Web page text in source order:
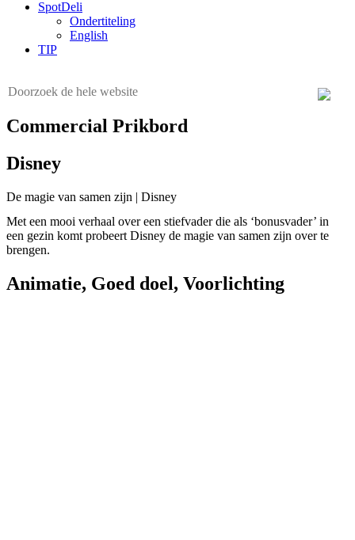
SpotDeli
Ondertiteling
English
TIP
Commercial Prikbord
Disney
De magie van samen zijn | Disney
Met een mooi verhaal over een stiefvader die als ‘bonusvader’ in
een gezin komt probeert Disney de magie van samen zijn over te
brengen.
Animatie, Goed doel, Voorlichting